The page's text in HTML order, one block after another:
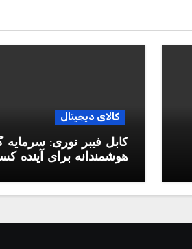
کالای دیجیتال
کابل فیبر نوری: سرمایه
هوشمندانه برای آینده